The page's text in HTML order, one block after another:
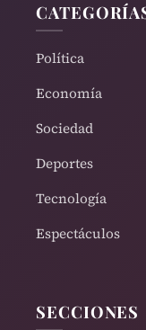
Política
Economía
Sociedad
Deportes
Tecnología
Espectáculos
SECCIONES